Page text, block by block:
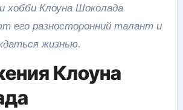
хобби Клоуна Шоколада
его разносторонний талант и
жизнью.
Клоуна